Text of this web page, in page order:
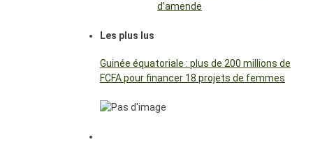
d’amende
Les plus lus
Guinée équatoriale : plus de 200 millions de
FCFA pour financer 18 projets de femmes